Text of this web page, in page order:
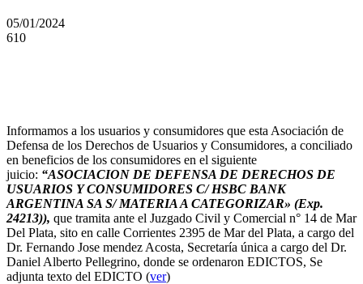
05/01/2024
610
Informamos a los usuarios y consumidores que esta Asociación de
Defensa de los Derechos de Usuarios y Consumidores, a conciliado
en beneficios de los consumidores en el siguiente
juicio: “ASOCIACION DE DEFENSA DE DERECHOS DE
USUARIOS Y CONSUMIDORES C/ HSBC BANK
ARGENTINA SA S/ MATERIA A CATEGORIZAR» (Exp.
24213)), que tramita ante el Juzgado Civil y Comercial n° 14 de Mar
Del Plata, sito en calle Corrientes 2395 de Mar del Plata, a cargo del
Dr. Fernando Jose mendez Acosta, Secretaría única a cargo del Dr.
Daniel Alberto Pellegrino, donde se ordenaron EDICTOS, Se
adjunta texto del EDICTO (ver)